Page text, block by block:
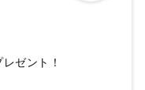
ゼント！